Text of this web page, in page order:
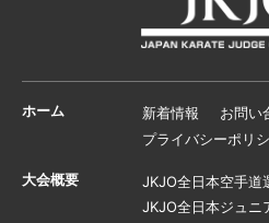
ホーム 新着情報
お問い
プライバシーポリ
大会概要
JKJO全日本空手道
JKJO全日本ジュニ